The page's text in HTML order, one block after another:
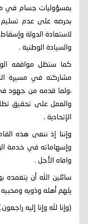
بمسؤوليات جسام في
بحرصه على عدم تسليم
لاستعادة الدولة
والسيادة الوطنية .
كما ستظل مواقفه
مشاركته في مسيرة
،ولما قدمه من جهود
والعمل على تحقيق
الإتحادية .
وإننا إذ ننعى هذه
وإسهاماته في خدمة
وافاه الأجل .
سائلين الله أن
يلهم أهله وذويه ومحبيه
(وإنا لله وإنا إليه